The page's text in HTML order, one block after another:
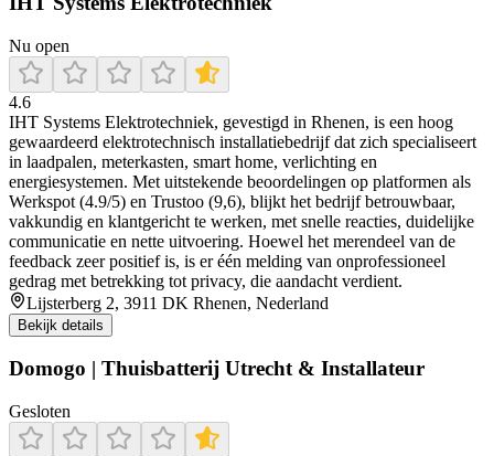
Nu open
4.6
IHT Systems Elektrotechniek, gevestigd in Rhenen, is een hoog
gewaardeerd elektrotechnisch installatiebedrijf dat zich specialiseert
in laadpalen, meterkasten, smart home, verlichting en
energiesystemen. Met uitstekende beoordelingen op platformen als
Werkspot (4.9/5) en Trustoo (9,6), blijkt het bedrijf betrouwbaar,
vakkundig en klantgericht te werken, met snelle reacties, duidelijke
communicatie en nette uitvoering. Hoewel het merendeel van de
feedback zeer positief is, is er één melding van onprofessioneel
gedrag met betrekking tot privacy, die aandacht verdient.
Lijsterberg 2, 3911 DK Rhenen, Nederland
Bekijk details
Domogo | Thuisbatterij Utrecht & Installateur
Gesloten